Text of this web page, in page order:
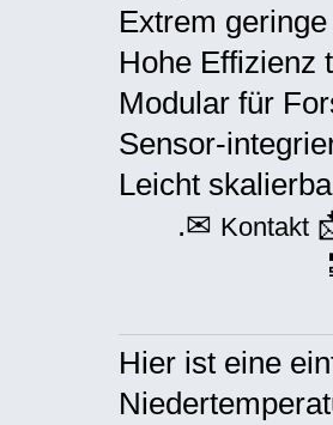
Extrem
Hohe Effizienz
Modular für
Leicht
.✉ Kontakt
Hier ist eine